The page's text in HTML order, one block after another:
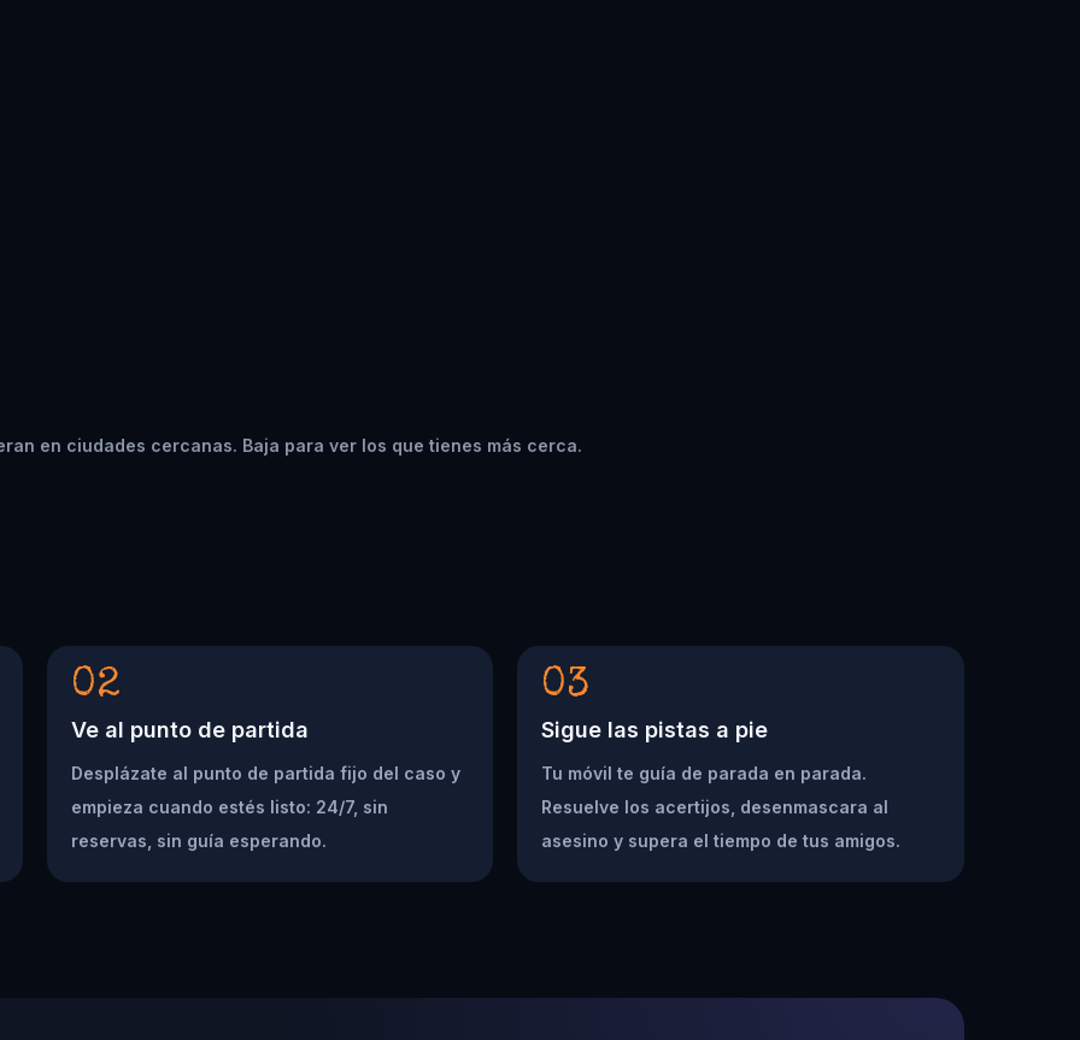
en ciudades cercanas. Baja para ver los que tienes más cerca.
02
Ve al punto de partida
Desplázate al punto de partida fijo del caso y
empieza cuando estés listo: 24/7, sin
reservas, sin guía esperando.
03
Sigue las pistas a pie
Tu móvil te guía de parada en parada.
Resuelve los acertijos, desenmascara al
asesino y supera el tiempo de tus amigos.